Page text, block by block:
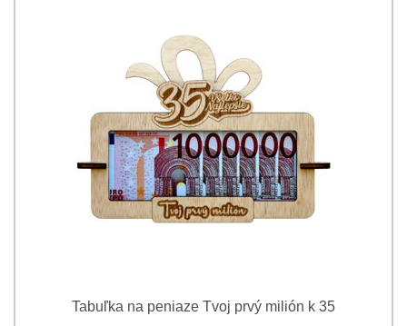
Tabuľka na peniaze Tvoj prvý milión k 35